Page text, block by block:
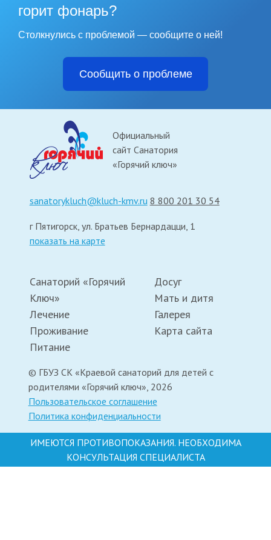
Назначения платежа
КБК04500000000000000130 тс 04.01.02 За санаторно-курортную
горит фонарь?
Столкнулись с проблемой — сообщите о ней!
Сообщить о проблеме
Официальный
сайт Санатория
«Горячий ключ»
sanatorykluch@kluch-kmv.ru 8 800 201 30 54
г Пятигорск, ул. Братьев Бернардацци, 1
показать на карте
Санаторий «Горячий
Ключ»
Лечение
Проживание
Питание
Досуг
Мать и дитя
Галерея
Карта сайта
© ГБУЗ СК «Краевой санаторий для детей с
родителями «Горячий ключ», 2026
Пользовательское соглашение
Политика конфиденциальности
ИМЕЮТСЯ ПРОТИВОПОКАЗАНИЯ. НЕОБХОДИМА
КОНСУЛЬТАЦИЯ СПЕЦИАЛИСТА